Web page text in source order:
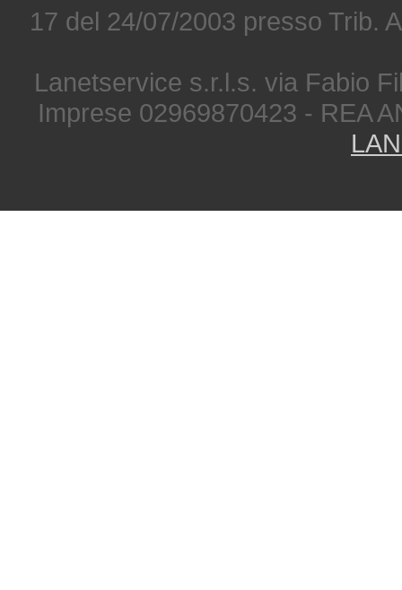
17 del 24/07/2003 presso Trib.
Lanetservice s.r.l.s. via Fabio
Imprese 02969870423 - REA